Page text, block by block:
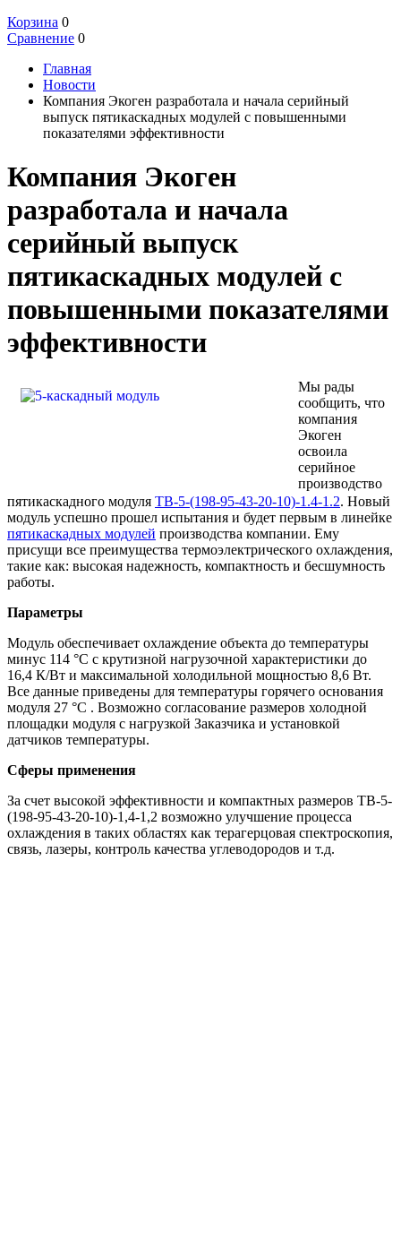
Корзина 0
Сравнение 0
Главная
Новости
Компания Экоген разработала и начала серийный
выпуск пятикаскадных модулей с повышенными
показателями эффективности
Компания Экоген
разработала и начала
серийный выпуск
пятикаскадных модулей с
повышенными показателями
эффективности
Мы рады
сообщить, что
компания
Экоген
освоила
серийное
производство
пятикаскадного модуля TB-5-(198-95-43-20-10)-1.4-1.2. Новый
модуль успешно прошел испытания и будет первым в линейке
пятикаскадных модулей производства компании. Ему
присущи все преимущества термоэлектрического охлаждения,
такие как: высокая надежность, компактность и бесшумность
работы.
Параметры
Модуль обеспечивает охлаждение объекта до температуры
минус 114 °C с крутизной нагрузочной характеристики до
16,4 К/Вт и максимальной холодильной мощностью 8,6 Вт.
Все данные приведены для температуры горячего основания
модуля 27 °C . Возможно согласование размеров холодной
площадки модуля с нагрузкой Заказчика и установкой
датчиков температуры.
Сферы применения
За счет высокой эффективности и компактных размеров ТВ-5-
(198-95-43-20-10)-1,4-1,2 возможно улучшение процесса
охлаждения в таких областях как терагерцовая спектроскопия,
связь, лазеры, контроль качества углеводородов и т.д.